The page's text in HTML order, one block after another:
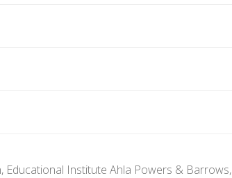
Educational Institute Ahla Powers & Barrows,